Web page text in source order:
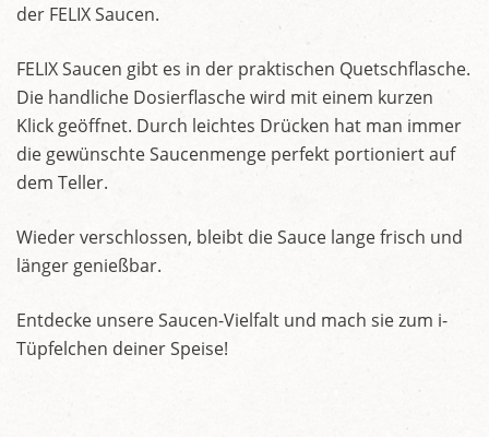
der FELIX Saucen.
FELIX Saucen gibt es in der praktischen Quetschflasche.
Die handliche Dosierflasche wird mit einem kurzen
Klick geöffnet. Durch leichtes Drücken hat man immer
die gewünschte Saucenmenge perfekt portioniert auf
dem Teller.
Wieder verschlossen, bleibt die Sauce lange frisch und
länger genießbar.
Entdecke unsere Saucen-Vielfalt und mach sie zum i-
Tüpfelchen deiner Speise!